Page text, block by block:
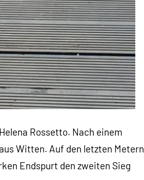
Rossetto. Nach einem
Witten. Auf den letzten Metern
Endspurt den zweiten Sieg